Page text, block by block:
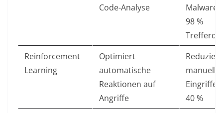
Code-Analyse
Malware
98 %
Reinforcement
Learning
Optimiert
automatische
Reaktionen auf
Angriffe
Reduziert
manuelle
Eingriffe
40 %